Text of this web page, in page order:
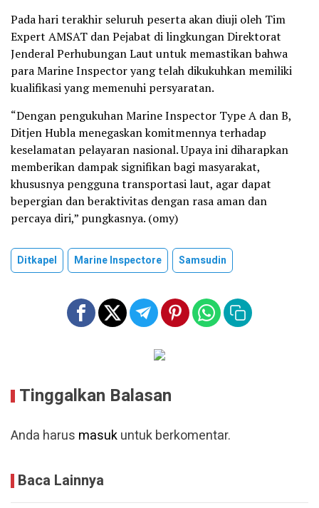
Pada hari terakhir seluruh peserta akan diuji oleh Tim
Expert AMSAT dan Pejabat di lingkungan Direktorat
Jenderal Perhubungan Laut untuk memastikan bahwa
para Marine Inspector yang telah dikukuhkan memiliki
kualifikasi yang memenuhi persyaratan.
“Dengan pengukuhan Marine Inspector Type A dan B,
Ditjen Hubla menegaskan komitmennya terhadap
keselamatan pelayaran nasional. Upaya ini diharapkan
memberikan dampak signifikan bagi masyarakat,
khususnya pengguna transportasi laut, agar dapat
bepergian dan beraktivitas dengan rasa aman dan
percaya diri,” pungkasnya. (omy)
Ditkapel Marine Inspectore Samsudin
Tinggalkan Balasan
Anda harus masukuntuk berkomentar.
Baca Lainnya